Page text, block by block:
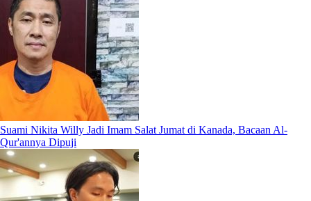
Suami Nikita Willy Jadi Imam Salat Jumat di Kanada, Bacaan Al-
Qur'annya Dipuji